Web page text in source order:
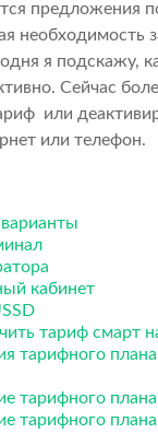
предложения
необходимость
я подскажу,
Сейчас
или
или телефон.
кабинет
тариф смарт
тарифного плана
тарифного плана
тарифного